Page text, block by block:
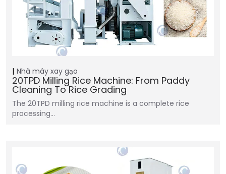
Nhà máy xay gạo
20TPD Milling Rice Machine: From Paddy
Cleaning To Rice Grading
The 20TPD milling rice machine is a complete rice
processing…